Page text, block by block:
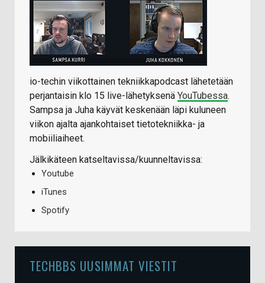
io-techin viikottainen tekniikkapodcast lähetetään
perjantaisin klo 15 live-lähetyksenä YouTubessa.
Sampsa ja Juha käyvät keskenään läpi kuluneen
viikon ajalta ajankohtaiset tietotekniikka- ja
mobiiliaiheet.
Jälkikäteen katseltavissa/kuunneltavissa:
Youtube
iTunes
Spotify
TECHBBS UUSIMMAT VIESTIT